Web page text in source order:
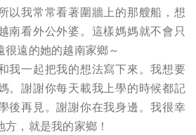
以我常常看著圍牆上的那艘船，想
南看外公外婆。這樣媽媽就不會只
很遠的她的越南家鄉～
我一起把我的想法寫下來。我想要
。謝謝你每天載我上學的時候都記
後再見。謝謝你在我身邊。我很幸
，就是我的家鄉！